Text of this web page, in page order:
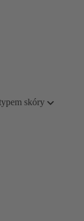
skóry